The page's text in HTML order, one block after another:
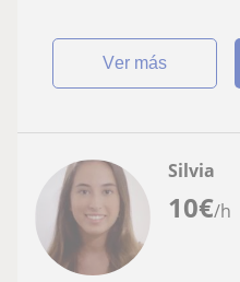
ver más
10€/h
Silvia